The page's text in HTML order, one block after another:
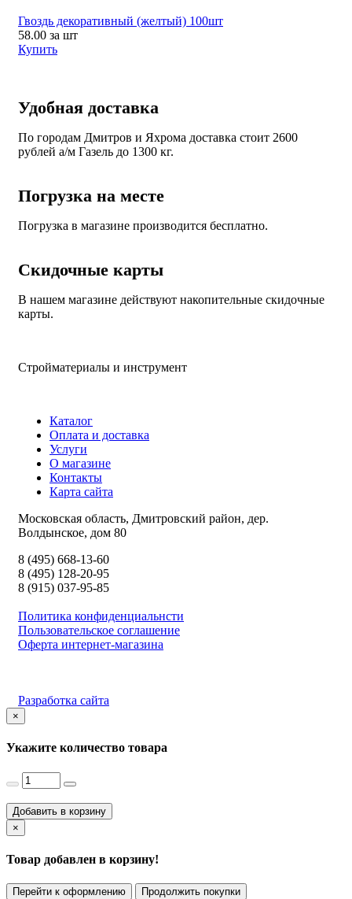
Гвоздь декоративный (желтый) 100шт
58.00 за шт
Купить
Удобная доставка
По городам Дмитров и Яхрома доставка стоит 2600
рублей а/м Газель до 1300 кг.
Погрузка на месте
Погрузка в магазине производится бесплатно.
Скидочные карты
В нашем магазине действуют накопительные скидочные
карты.
Стройматериалы и инструмент
Каталог
Оплата и доставка
Услуги
О магазине
Контакты
Карта сайта
Московская область, Дмитровский район, дер.
Волдынское, дом 80
8 (495) 668-13-60
8 (495) 128-20-95
8 (915) 037-95-85
Политика конфиденциальнсти
Пользовательское соглашение
Оферта интернет-магазина
Разработка сайта
×
Укажите количество товара
Добавить в корзину
×
Товар добавлен в корзину!
Перейти к оформлению Продолжить покупки